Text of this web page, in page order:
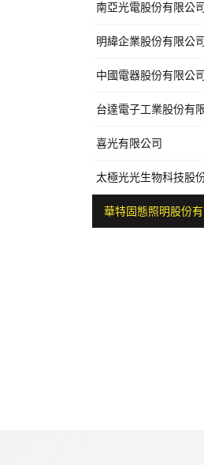
南亞光電股份有限公司
明緯企業股份有限公司
中國電器股份有限公司
台達電子工業股份有
喜光有限公司
太極光光生物科技股
華特固態照明股份